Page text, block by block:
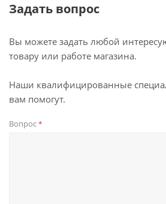
Задать вопрос
Вы можете задать любой
товару или работе магазина.
Наши квалифицированные
вам помогут.
Вопрос*